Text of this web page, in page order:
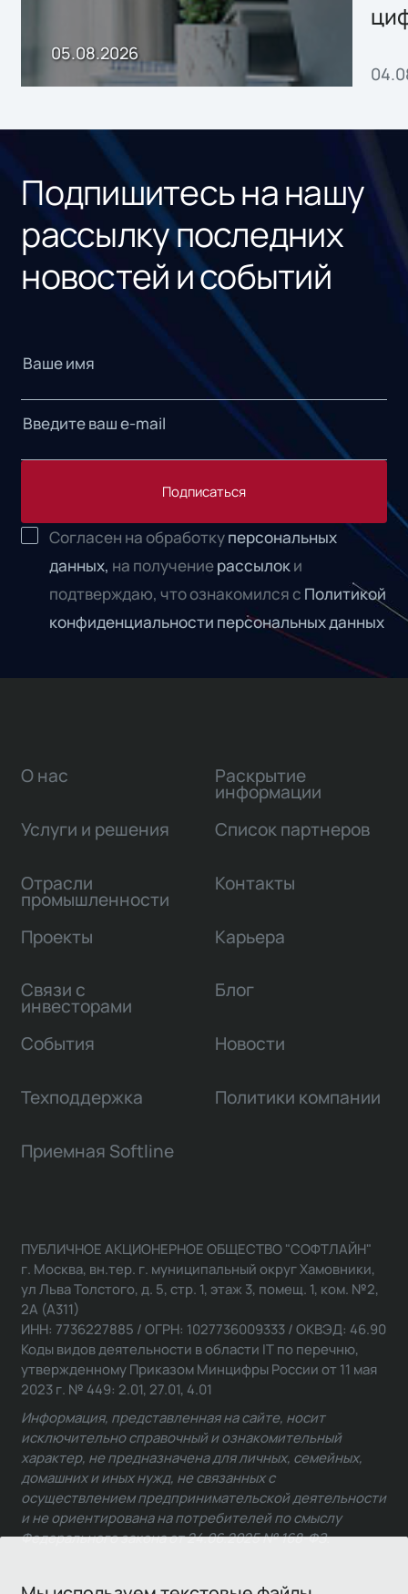
05.08.2026
Подпишитесь на нашу
рассылку последних
новостей и событий
Подписаться
Согласен на обработкуперсональных
данных, на получениерассылок и
подтверждаю, что ознакомился с Политикой
конфиденциальности персональных данных
О нас
Услуги и решения
Отрасли
промышленности
Проекты
Связи с
инвесторами
Раскрытие
информации
Список партнеров
Контакты
Карьера
Блог
События Новости
Техподдержка Политики компании
Приемная Softline
ПУБЛИЧНОЕ АКЦИОНЕРНОЕ ОБЩЕСТВО "СОФТЛАЙН"
г. Москва, вн.тер. г. муниципальный округ Хамовники,
ул Льва Толстого, д. 5, стр. 1, этаж 3, помещ. 1, ком. №2,
2А (А311)
ИНН: 7736227885 / ОГРН: 1027736009333 / ОКВЭД: 46.90
Коды видов деятельности в области IT по перечню,
утвержденному Приказом Минцифры России от 11 мая
2023 г. № 449: 2.01, 27.01, 4.01
Информация, представленная на сайте, носит
исключительно справочный и ознакомительный
характер, не предназначена для личных, семейных,
домашних и иных нужд, не связанных с
осуществлением предпринимательской деятельности
и не ориентирована на потребителей по смыслу
Федерального закона от 24.06.2025 № 168-ФЗ.